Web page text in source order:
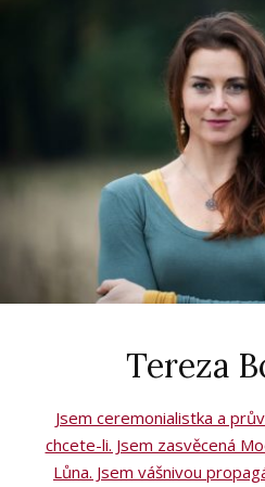
Tereza
Jsem ceremonialistka a
chcete-li. Jsem zasvěcená
Lůna. Jsem vášnivou